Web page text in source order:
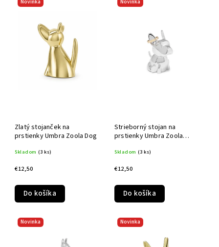
Abecedne
Novinka
Zlatý stojanček na
prstienky Umbra Zoola Dog
Skladom (3 ks)
€12,50
Do košíka
Novinka
Strieborný stojan na
prstienky Umbra Zoola
Skladom (3 ks)
€12,50
Do košíka
Novinka Novinka